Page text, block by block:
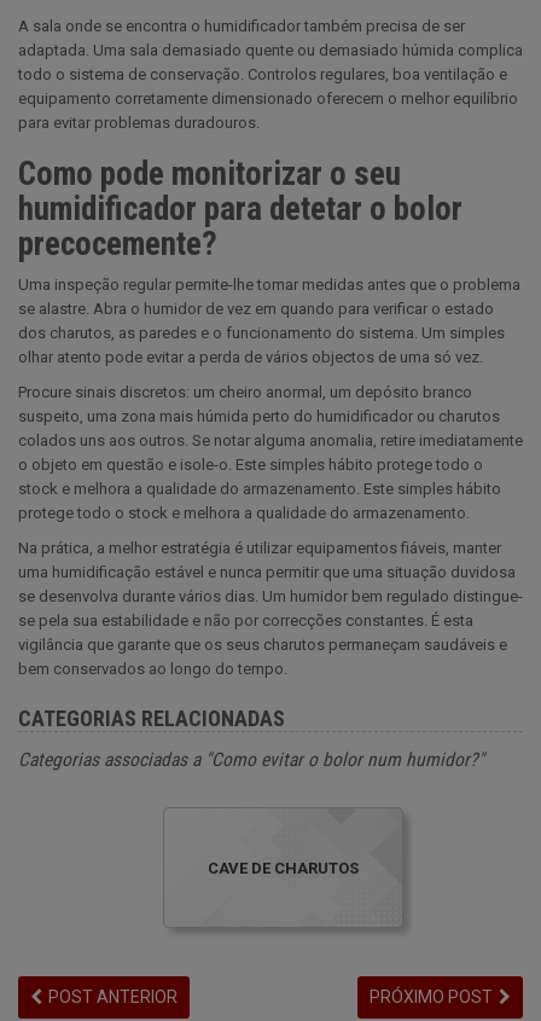
A sala onde se encontra o humidificador também precisa de ser
adaptada. Uma sala demasiado quente ou demasiado húmida complica
todo o sistema de conservação. Controlos regulares, boa ventilação e
equipamento corretamente dimensionado oferecem o melhor equilíbrio
para evitar problemas duradouros.
Como pode monitorizar o seu
humidificador para detetar o bolor
precocemente?
Uma inspeção regular permite-lhe tomar medidas antes que o problema
se alastre. Abra o humidor de vez em quando para verificar o estado
dos charutos, as paredes e o funcionamento do sistema. Um simples
olhar atento pode evitar a perda de vários objectos de uma só vez.
Procure sinais discretos: um cheiro anormal, um depósito branco
suspeito, uma zona mais húmida perto do humidificador ou charutos
colados uns aos outros. Se notar alguma anomalia, retire imediatamente
o objeto em questão e isole-o. Este simples hábito protege todo o
stock e melhora a qualidade do armazenamento. Este simples hábito
protege todo o stock e melhora a qualidade do armazenamento.
Na prática, a melhor estratégia é utilizar equipamentos fiáveis, manter
uma humidificação estável e nunca permitir que uma situação duvidosa
se desenvolva durante vários dias. Um humidor bem regulado distingue-
se pela sua estabilidade e não por correcções constantes. É esta
vigilância que garante que os seus charutos permaneçam saudáveis e
bem conservados ao longo do tempo.
CATEGORIAS RELACIONADAS
Categorias associadas a "Como evitar o bolor num humidor?"
CAVE DE CHARUTOS
POST ANTERIOR PRÓXIMO POST